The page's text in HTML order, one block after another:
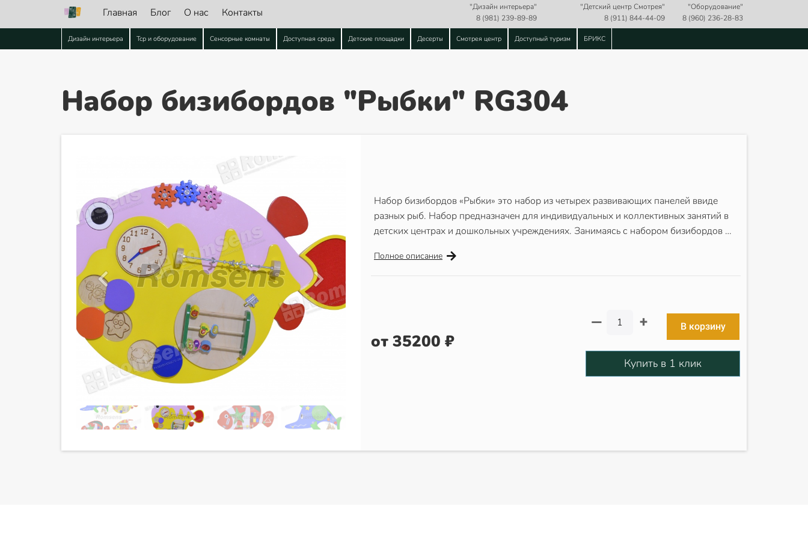
Главная Блог О нас Контакты
"Дизайн интерьера"
8 (981) 239-89-89
"Детский центр Смотрея"
8 (911) 844-44-09
"Оборудование"
8 (960) 236-28-83
Дизайн интерьера Тср и оборудование Сенсорные комнаты Доступная среда Детские площадки Десерты Смотрея центр Доступный туризм БРИКС
Набор бизибордов "Рыбки" RG304
Набор бизибордов «Рыбки» это набор из четырех развивающих панелей ввиде
разных рыб. Набор предназначен для индивидуальных и коллективных занятий в
детских центрах и дошкольных учреждениях. Занимаясь с набором бизибордов …
Полное описание
от 35200 ₽
— + В корзину
Купить в 1 клик